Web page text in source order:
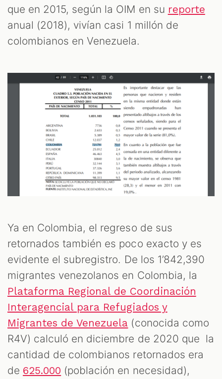
que en 2015, según la OIM en su reporte
anual (2018), vivían casi 1 millón de
colombianos en Venezuela.
Ya en Colombia, el regreso de sus
retornados también es poco exacto y es
evidente el subregistro. De los 1’842,390
migrantes venezolanos en Colombia, la
Plataforma Regional de Coordinación
Interagencial para Refugiados y
Migrantes de Venezuela (conocida como
R4V) calculó en diciembre de 2020 que la
cantidad de colombianos retornados era
de 625.000 (población en necesidad),